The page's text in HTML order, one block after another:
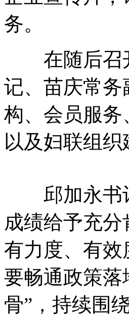
务。
在随后召开
记、苗庆常
构、会员服
以及妇联组
邱加永书记
成绩给予充
有力度、有效
要畅通政策落
骨”，持续围